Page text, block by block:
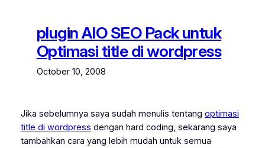
plugin AIO SEO Pack untuk
Optimasi title di wordpress
October 10, 2008
Jika sebelumnya saya sudah menulis tentang optimasi
title di wordpress dengan hard coding , sekarang saya
tambahkan cara yang lebih mudah untuk semua